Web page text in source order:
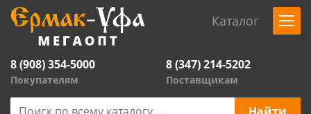
Каталог
8 (908) 354-5000
Покупателям
8 (347) 214-5202
Поставщикам